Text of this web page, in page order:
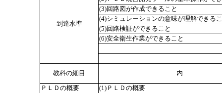
到達水準
(3)回路図が作成できること
(4)シミュレーションの意味が理解できる
(5)回路検証ができること
(6)安全衛生作業ができること
教科の細目 内
ＰＬＤの概要
(1)ＰＬＤの概要